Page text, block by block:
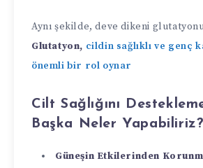
Aynı şekilde, deve dikeni
Glutatyon, cildin sağlıklı ve genç
önemli bir rol oynar
Cilt Sağlığını
Başka Neler Yapabiliriz?
Güneşin Etkilerinden